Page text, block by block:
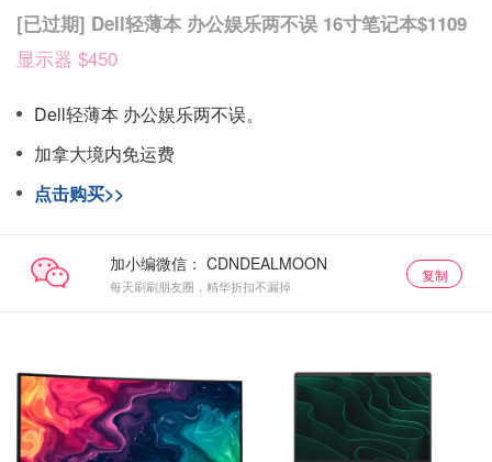
[已过期] Dell轻薄本 办公娱乐两不误 16寸笔记本$1109
显示器 $450
Dell轻薄本 办公娱乐两不误。
加拿大境内免运费
点击购买>>
加小编微信：
每天刷刷朋友圈，精华折扣不漏掉
复制